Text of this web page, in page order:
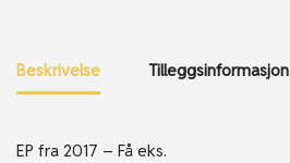
Beskrivelse Tilleggsinformasjon
EP fra 2017 – Få eks.